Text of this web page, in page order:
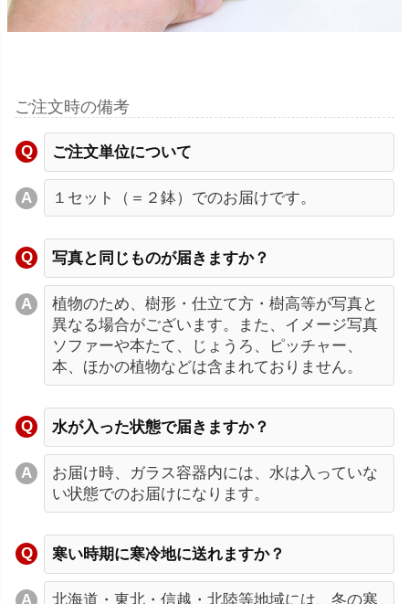
ご注文時の備考
ご注文単位について
１セット（＝２鉢）でのお届けです。
写真と同じものが届きますか？
植物のため、樹形・仕立て方・樹高等が写真と
異なる場合がございます。また、イメージ写真
ソファーや本たて、じょうろ、ピッチャー、
本、ほかの植物などは含まれておりません。
水が入った状態で届きますか？
お届け時、ガラス容器内には、水は入っていな
い状態でのお届けになります。
寒い時期に寒冷地に送れますか？
北海道・東北・信越・北陸等地域には、冬の寒